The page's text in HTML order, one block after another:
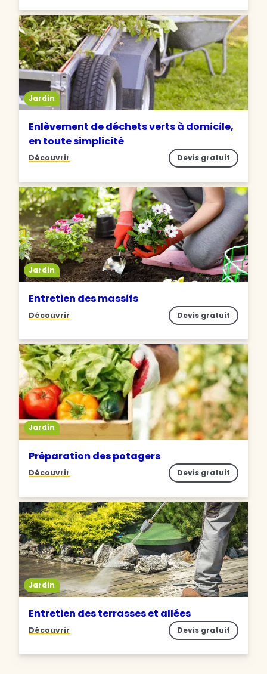
Jardin
Enlèvement de déchets verts à domicile,
en toute simplicité
Découvrir Devis gratuit
Jardin
Entretien des massifs
Découvrir Devis gratuit
Jardin
Préparation des potagers
Découvrir Devis gratuit
Jardin
Entretien des terrasses et allées
Découvrir Devis gratuit